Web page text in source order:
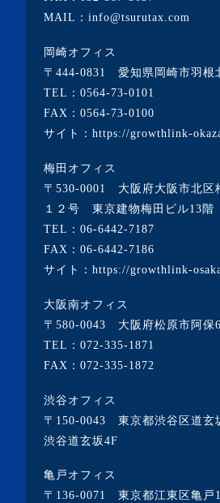
・2016年6月(2記事)
・2016年5月(1記事)
・2016年4月(2記事)
MAIL：info@tsurutax.com
岡崎オフィス
〒444-0831 愛知県岡崎市羽根
TEL： 0564-73-0101
FAX：0564-73-0100
サイト： https://growthlink-
梅田オフィス
〒530-0001 大阪府大阪市北区
１２号 東京建物梅田ビル13階
TEL： 06-6442-7187
FAX：06-6442-7186
サイト： https://growthlink-
大阪南オフィス
〒580-0043 大阪府松原市阿保
TEL： 072-335-1871
FAX：072-335-1872
渋谷オフィス
〒150-0043 東京都渋谷区道玄
渋谷道玄坂4F
亀戸オフィス
〒136-0071 東京都江東区亀